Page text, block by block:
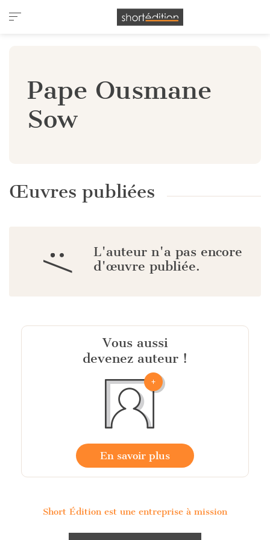
Panneau de gestion des cookies
Pape Ousmane
Sow
Œuvres publiées
:/
L'auteur n'a pas encore
d'œuvre publiée.
Vous aussi
devenez auteur !
En savoir plus
Short Édition est une entreprise à mission